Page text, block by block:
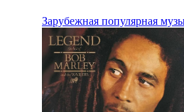
Зарубежная популярная